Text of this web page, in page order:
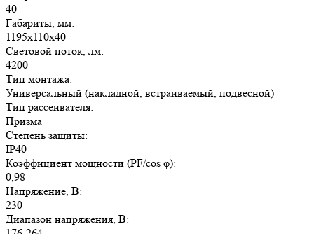
40
Габариты, мм:
1195х110х40
Световой поток, лм:
4200
Тип монтажа:
Универсальный (накладной, встраиваемый, подвесной)
Тип рассеивателя:
Призма
Степень защиты:
IP40
Коэффициент мощности (PF/cos φ):
0,98
Напряжение, В:
230
Диапазон напряжения, В: